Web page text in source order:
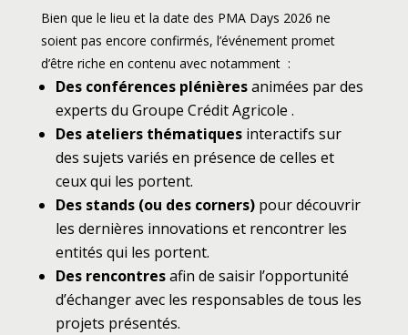
Bien que le lieu et la date des PMA Days 2026 ne
soient pas encore confirmés, l’événement promet
d’être riche en contenu avec notamment :
Des conférences plénièresanimées par des
experts du Groupe Crédit Agricole .
Des ateliers thématiquesinteractifs sur
des sujets variés en présence de celles et
ceux qui les portent.
Des stands (ou des corners)pour découvrir
les dernières innovations et rencontrer les
entités qui les portent.
Des rencontresafin de saisir l’opportunité
d’échanger avec les responsables de tous les
projets présentés.